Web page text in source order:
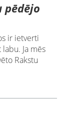
pēdējo
ir ietverti
Ja mēs
Rakstu